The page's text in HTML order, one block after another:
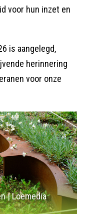
voor hun inzet en
is aangelegd,
herinnering
voor onze
| Loemedia